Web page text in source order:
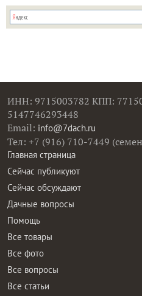
ИНН: 9715003782 КПП:
5147746293448
Email: info@7dach.ru
Тел: +7 (916) 710-7449
Главная страница
Сейчас публикуют
Сейчас обсуждают
Дачные вопросы
Помощь
Все товары
Все фото
Все вопросы
Все статьи